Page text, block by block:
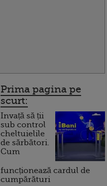
Prima pagina pe
scurt:
Invață să ții
sub control
cheltuielile
de sărbători.
Cum
funcționează cardul de
cumpărături